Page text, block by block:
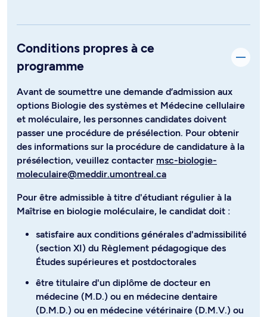
Conditions propres à ce
programme
Avant de soumettre une demande d’admission aux
options Biologie des systèmes et Médecine cellulaire
et moléculaire, les personnes candidates doivent
passer une procédure de présélection. Pour obtenir
des informations sur la procédure de candidature à la
présélection, veuillez contacter msc-biologie-
moleculaire@meddir.umontreal.ca
Pour être admissible à titre d'étudiant régulier à la
Maîtrise en biologie moléculaire, le candidat doit :
satisfaire aux conditions générales d'admissibilité
(section XI) du Règlement pédagogique des
Études supérieures et postdoctorales
être titulaire d'un diplôme de docteur en
médecine (M.D.) ou en médecine dentaire
(D.M.D.) ou en médecine vétérinaire (D.M.V.) ou